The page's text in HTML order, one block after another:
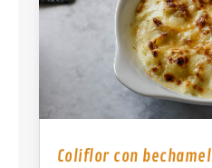
Coliflor con bechamel